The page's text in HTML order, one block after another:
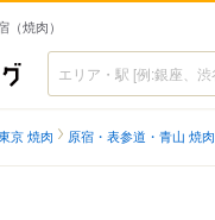
（焼肉）
食べログ
京 焼肉 原宿・表参道・青山 焼肉